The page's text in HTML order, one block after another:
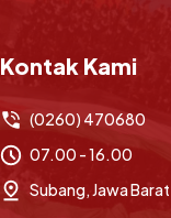
Kontak Kami
(0260) 470680
07.00 - 16.00
Subang, Jawa Barat